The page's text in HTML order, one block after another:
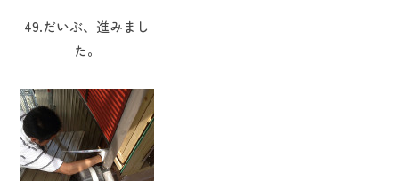
49.だいぶ、進みまし
た。